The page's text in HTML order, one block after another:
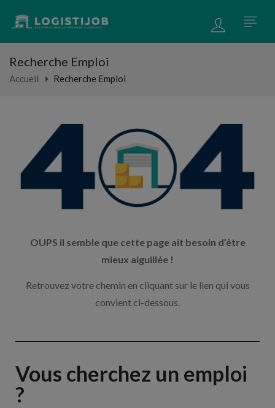
Recherche Emploi
Accueil Recherche Emploi
OUPS il semble que cette page ait besoin d’être
mieux aiguillée !
Retrouvez votre chemin en cliquant sur le lien qui vous
convient ci-dessous.
Vous cherchez un emploi
?